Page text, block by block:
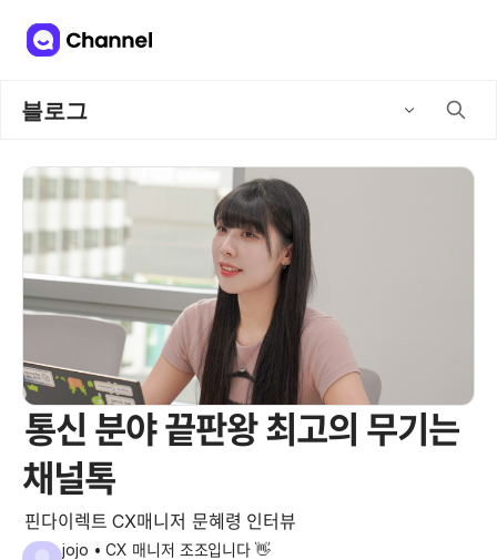
블로그
통신 분야 끝판왕 최고의 무기는
채널톡
핀다이렉트 CX매니저 문혜령 인터뷰
jojo • CX 매니저 조조입니다 👋